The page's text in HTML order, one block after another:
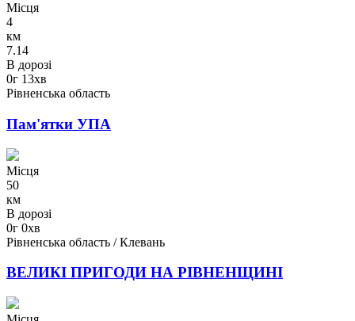
Місця
4
км
7.14
В дорозі
0г 13хв
Рівненська область
Пам'ятки УПА
Місця
50
км
В дорозі
0г 0хв
Рівненська область / Клевань
ВЕЛИКІ ПРИГОДИ НА РІВНЕНЩИНІ